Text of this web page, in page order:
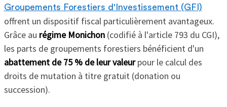
Groupements Forestiers d'Investissement (GFI)
offrent un dispositif fiscal particulièrement avantageux.
Grâce au régime Monichon (codifié à l'article 793 du CGI),
les parts de groupements forestiers bénéficient d'un
abattement de 75 % de leur valeurpour le calcul des
droits de mutation à titre gratuit (donation ou
succession).